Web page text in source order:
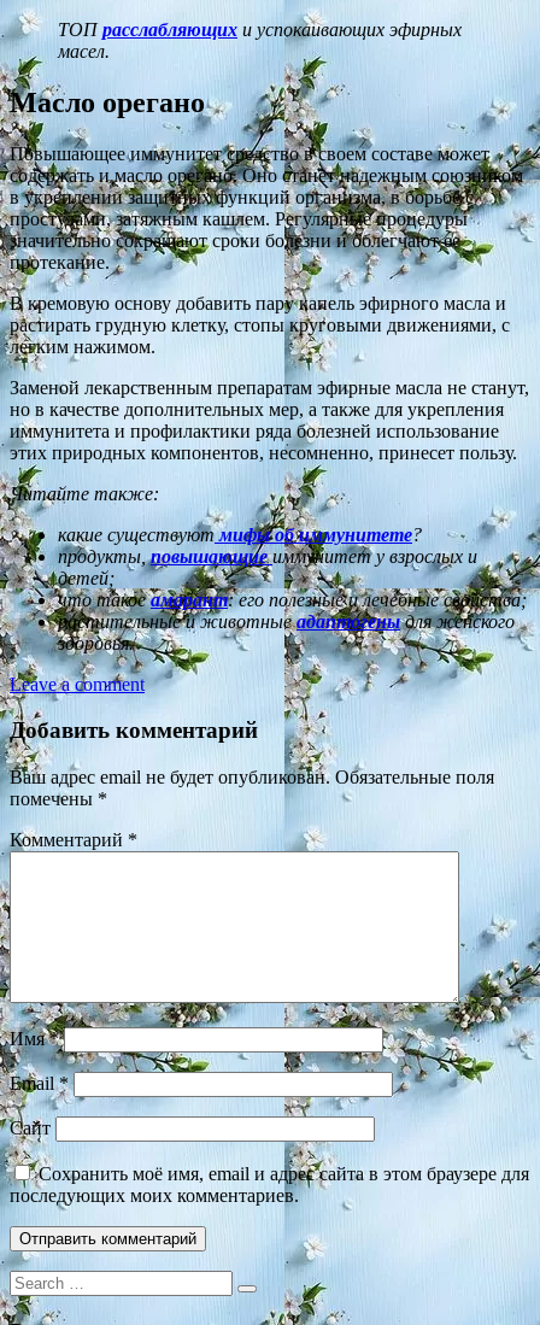
ТОПрасслабляющих и успокаивающих эфирных
масел.
Масло орегано
Повышающее иммунитет средство в своем составе может
содержать и масло орегано. Оно станет надежным союзником
в укреплении защитных функций организма, в борьбе с
простудами, затяжным кашлем. Регулярные процедуры
значительно сокращают сроки болезни и облегчают ее
протекание.
В кремовую основу добавить пару капель эфирного масла и
растирать грудную клетку, стопы круговыми движениями, с
легким нажимом.
Заменой лекарственным препаратам эфирные масла не станут,
но в качестве дополнительных мер, а также для укрепления
иммунитета и профилактики ряда болезней использование
этих природных компонентов, несомненно, принесет пользу.
Читайте также:
какие существуютмифы об иммунитете?
продукты,повышающие иммунитет у взрослых и
детей;
что такоеамарант: его полезные и лечебные свойства;
растительные и животныеадаптогеныдля женского
здоровья.
Leave a comment
Добавить комментарий
Ваш адрес email не будет опубликован. Обязательные поля
помечены *
Комментарий *
Имя*
Email*
Сайт
Сохранить моё имя, email и адрес сайта в этом браузере для
последующих моих комментариев.
Search
for: